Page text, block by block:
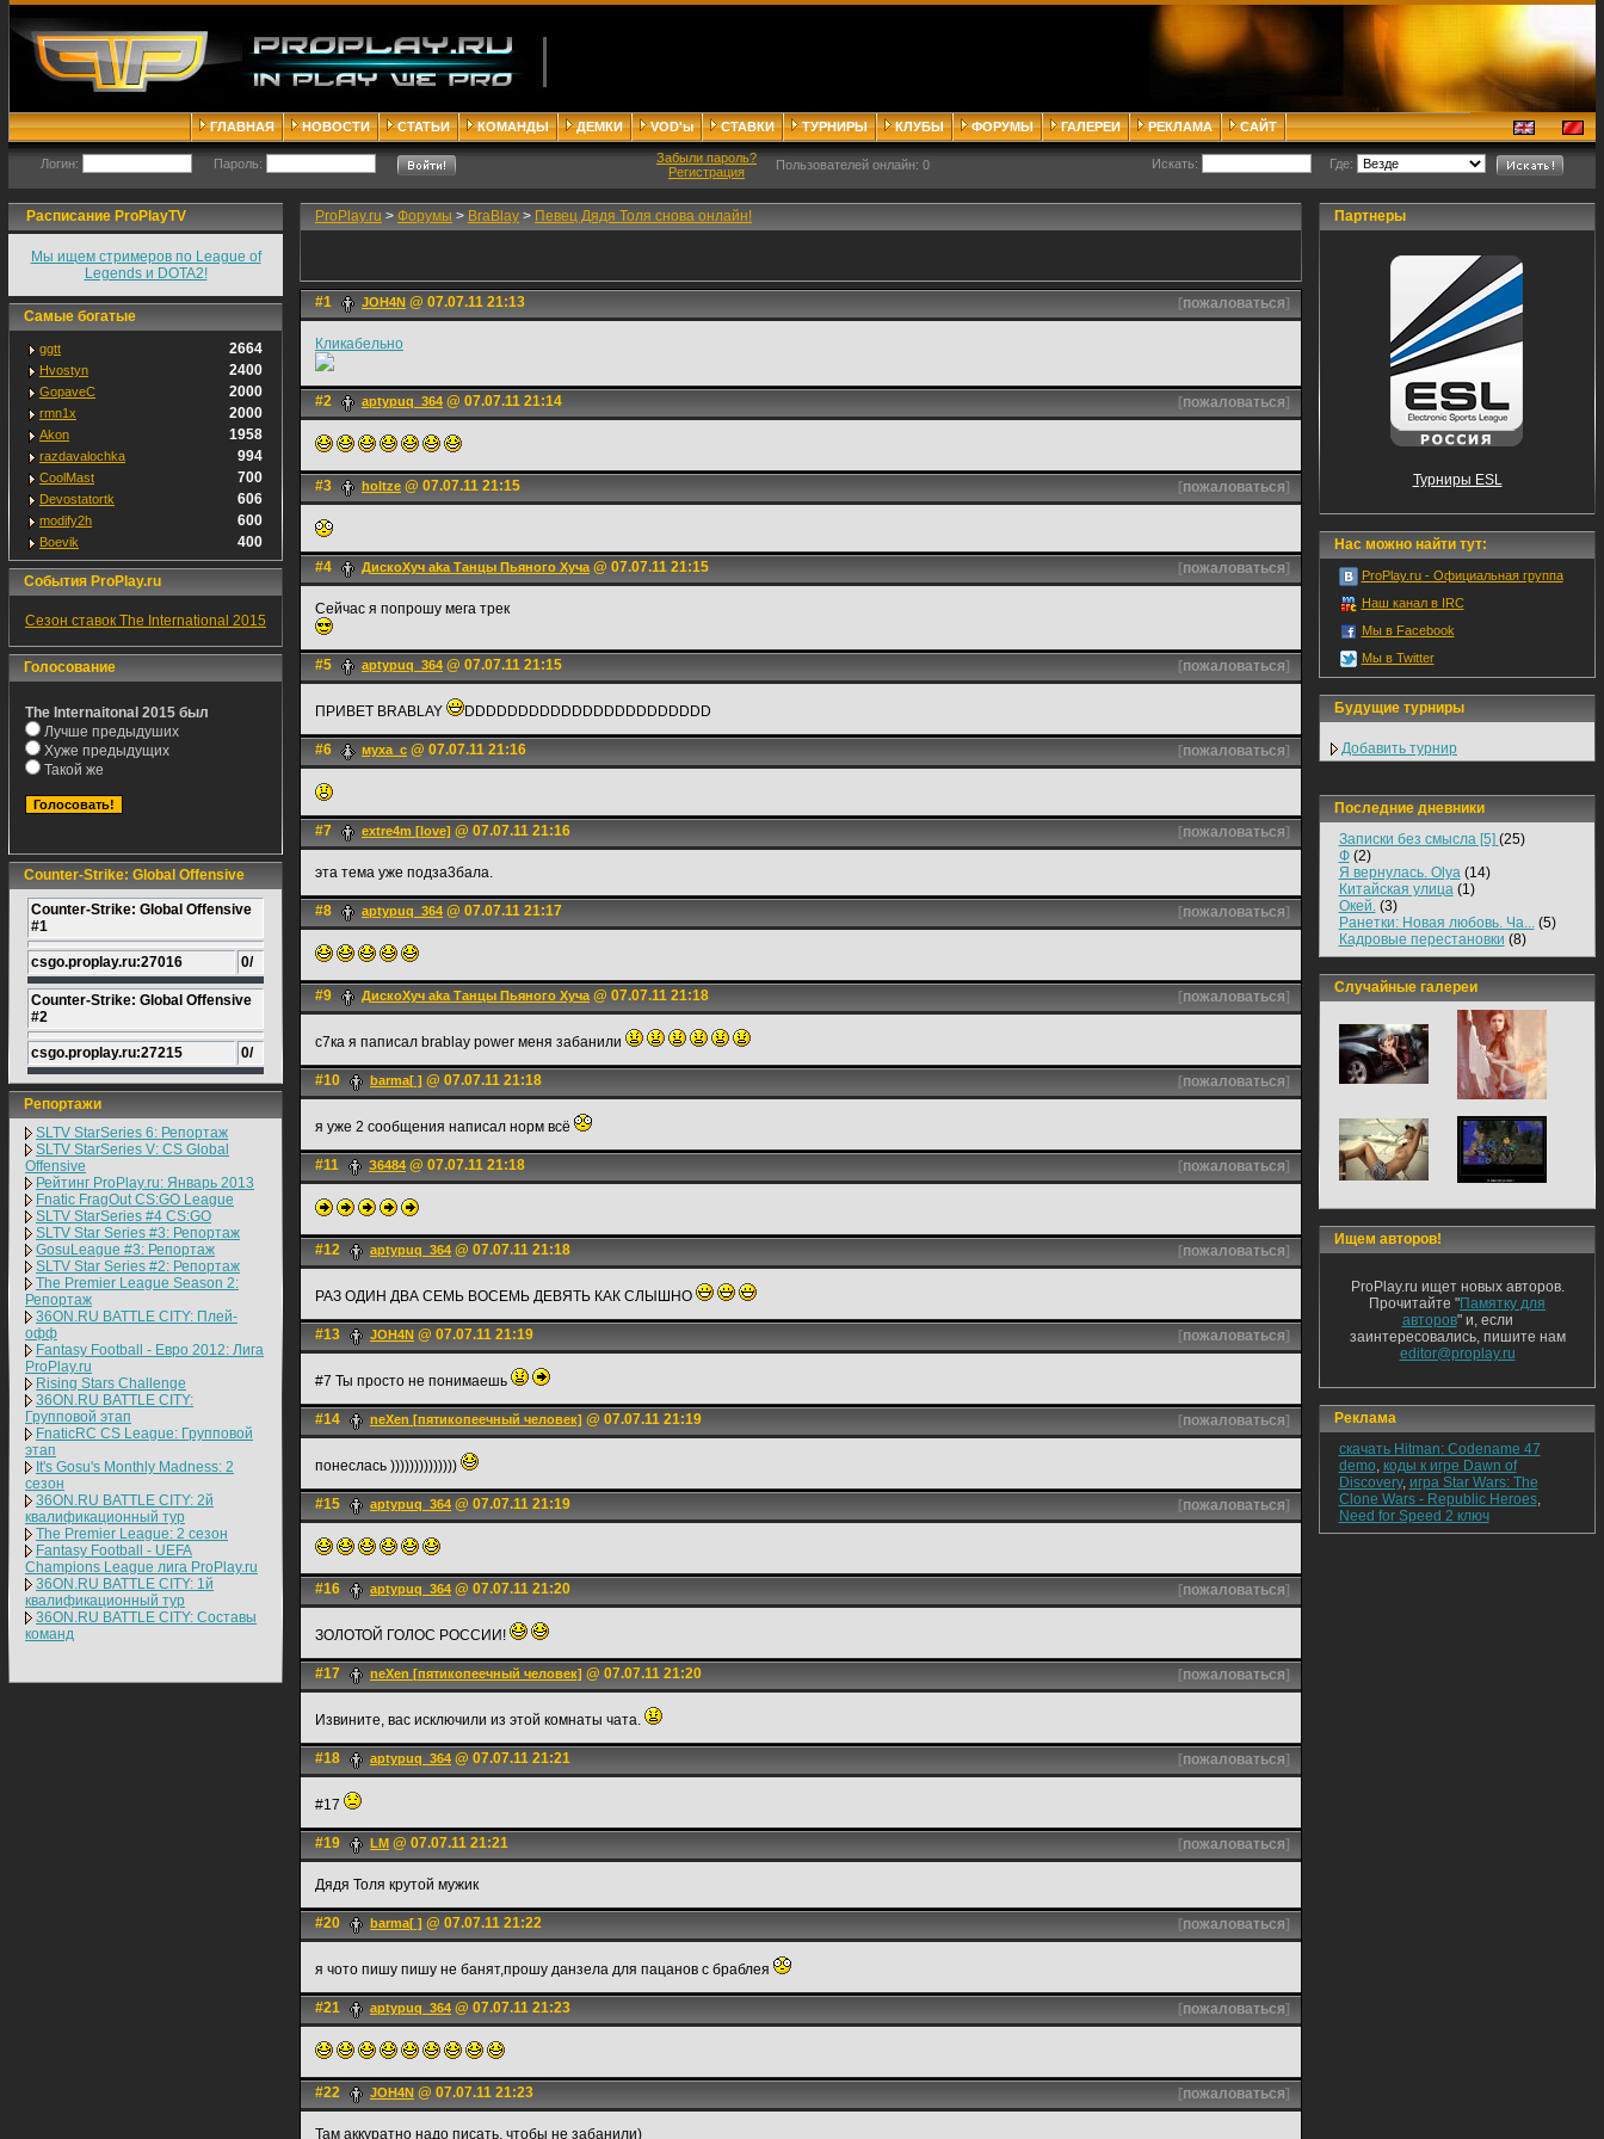
ГЛАВНАЯ НОВОСТИ СТАТЬИ КОМАНДЫ ДЕМКИ VOD'ы СТАВКИ ТУРНИРЫ КЛУБЫ ФОРУМЫ ГАЛЕРЕИ РЕКЛАМА САЙТ
Логин: Пароль:
Забыли пароль?
Регистрация
Пользователей онлайн: 0 Искать: Где:
Расписание ProPlayTV
Мы ищем стримеров по League of
Legends и DOTA2!
Самые богатые
ggtt 2664
Hvostyn 2400
GopaveC 2000
rmn1x 2000
Akon 1958
razdavalochka 994
CoolMast 700
Devostatortk 606
modify2h 600
Boevik 400
События ProPlay.ru
Сезон ставок The International 2015
Голосование
The Internaitonal 2015 был
Лучше предыдуших
Хуже предыдущих
Такой же
Counter-Strike: Global Offensive
Counter-Strike: Global Offensive
#1
csgo.proplay.ru:27016 0/
Counter-Strike: Global Offensive
#2
csgo.proplay.ru:27215 0/
Репортажи
SLTV StarSeries 6: Репортаж
SLTV StarSeries V: CS Global
Offensive
Рейтинг ProPlay.ru: Январь 2013
Fnatic FragOut CS:GO League
SLTV StarSeries #4 CS:GO
SLTV Star Series #3: Репортаж
GosuLeague #3: Репортаж
SLTV Star Series #2: Репортаж
The Premier League Season 2:
Репортаж
36ON.RU BATTLE CITY: Плей-
офф
Fantasy Football - Евро 2012: Лига
ProPlay.ru
Rising Stars Challenge
36ON.RU BATTLE CITY:
Групповой этап
FnaticRC CS League: Групповой
этап
It's Gosu's Monthly Madness: 2
сезон
36ON.RU BATTLE CITY: 2й
квалификационный тур
The Premier League: 2 cезон
Fantasy Football - UEFA
Champions League лига ProPlay.ru
36ON.RU BATTLE CITY: 1й
квалификационный тур
36ON.RU BATTLE CITY: Составы
команд
ProPlay.ru > Форумы > BraBlay > Певец Дядя Толя снова онлайн!
#1 JOH4N @ 07.07.11 21:13 [пожаловаться]
Кликабельно
#2 aptypuq_364 @ 07.07.11 21:14 [пожаловаться]
#3 holtze @ 07.07.11 21:15 [пожаловаться]
#4 ДискоХуч aka Танцы Пьяного Хуча@ 07.07.11 21:15 [пожаловаться]
Сейчас я попрошу мега трек
#5 aptypuq_364 @ 07.07.11 21:15 [пожаловаться]
ПРИВЕТ BRABLAY DDDDDDDDDDDDDDDDDDDDDDD
#6 муха_с @ 07.07.11 21:16 [пожаловаться]
#7 extre4m [love] @ 07.07.11 21:16 [пожаловаться]
эта тема уже подза3бала.
#8 aptypuq_364 @ 07.07.11 21:17 [пожаловаться]
#9 ДискоХуч aka Танцы Пьяного Хуча@ 07.07.11 21:18 [пожаловаться]
с7ка я паписал brablay power меня забанили
#10 barma[ ] @ 07.07.11 21:18 [пожаловаться]
я уже 2 сообщения написал норм всё
#11 З6484 @ 07.07.11 21:18 [пожаловаться]
#12 aptypuq_364 @ 07.07.11 21:18 [пожаловаться]
РАЗ ОДИН ДВА СЕМЬ ВОСЕМЬ ДЕВЯТЬ КАК СЛЫШНО
#13 JOH4N @ 07.07.11 21:19 [пожаловаться]
#7 Ты просто не понимаешь
#14 neXen [пятикопеечный человек] @ 07.07.11 21:19 [пожаловаться]
понеслась ))))))))))))))
#15 aptypuq_364 @ 07.07.11 21:19 [пожаловаться]
#16 aptypuq_364 @ 07.07.11 21:20 [пожаловаться]
ЗОЛОТОЙ ГОЛОС РОССИИ!
#17 neXen [пятикопеечный человек] @ 07.07.11 21:20 [пожаловаться]
Извините, вас исключили из этой комнаты чата.
#18 aptypuq_364 @ 07.07.11 21:21 [пожаловаться]
#17
#19 LM @ 07.07.11 21:21 [пожаловаться]
Дядя Толя крутой мужик
#20 barma[ ] @ 07.07.11 21:22 [пожаловаться]
я чото пишу пишу не банят,прошу данзела для пацанов с браблея
#21 aptypuq_364 @ 07.07.11 21:23 [пожаловаться]
#22 JOH4N @ 07.07.11 21:23 [пожаловаться]
Там аккуратно надо писать, чтобы не забанили)
Партнеры
Турниры ESL
Нас можно найти тут:
ProPlay.ru - Официальная группа
Наш канал в IRC
Мы в Facebook
Мы в Twitter
Будущие турниры
Добавить турнир
Последние дневники
Записки без смысла [5] (25)
Ф(2)
Я вернулась. Olya(14)
Китайская улица(1)
Окей.(3)
Ранетки: Новая любовь. Ча...(5)
Кадровые перестановки (8)
Случайные галереи
Ищем авторов!
ProPlay.ru ищет новых авторов.
Прочитайте "Памятку для
авторов" и, если
заинтересовались, пишите нам
editor@proplay.ru
Реклама
скачать Hitman: Codename 47
demo, коды к игре Dawn of
Discovery, игра Star Wars: The
Clone Wars - Republic Heroes,
Need for Speed 2 ключ